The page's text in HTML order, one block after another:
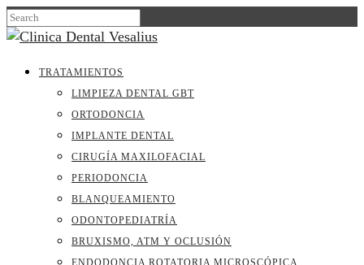
TRATAMIENTOS
LIMPIEZA DENTAL GBT
ORTODONCIA
IMPLANTE DENTAL
CIRUGÍA MAXILOFACIAL
PERIODONCIA
BLANQUEAMIENTO
ODONTOPEDIATRÍA
BRUXISMO, ATM Y OCLUSIÓN
ENDODONCIA ROTATORIA MICROSCÓPICA